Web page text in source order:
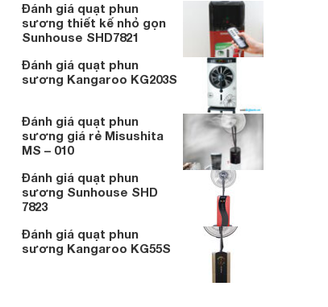
Đánh giá quạt phun
sương thiết kế nhỏ gọn
Sunhouse SHD7821
Đánh giá quạt phun
sương Kangaroo KG203S
Đánh giá quạt phun
sương giá rẻ Misushita
MS – 010
Đánh giá quạt phun
sương Sunhouse SHD
7823
Đánh giá quạt phun
sương Kangaroo KG55S